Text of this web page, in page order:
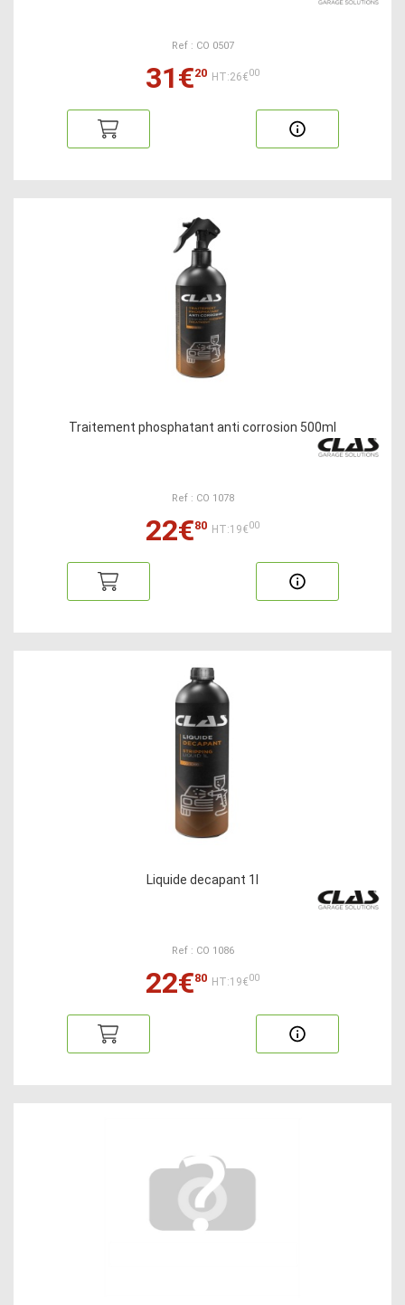
Ref : CO 0507
31€20 HT:26€00
Traitement phosphatant anti corrosion 500ml
Ref : CO 1078
22€80 HT:19€00
Liquide decapant 1l
Ref : CO 1086
22€80 HT:19€00